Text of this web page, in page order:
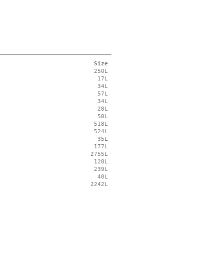
Size
250L
17L
34L
57L
34L
28L
50L
518L
524L
35L
177L
2755L
128L
239L
40L
2242L